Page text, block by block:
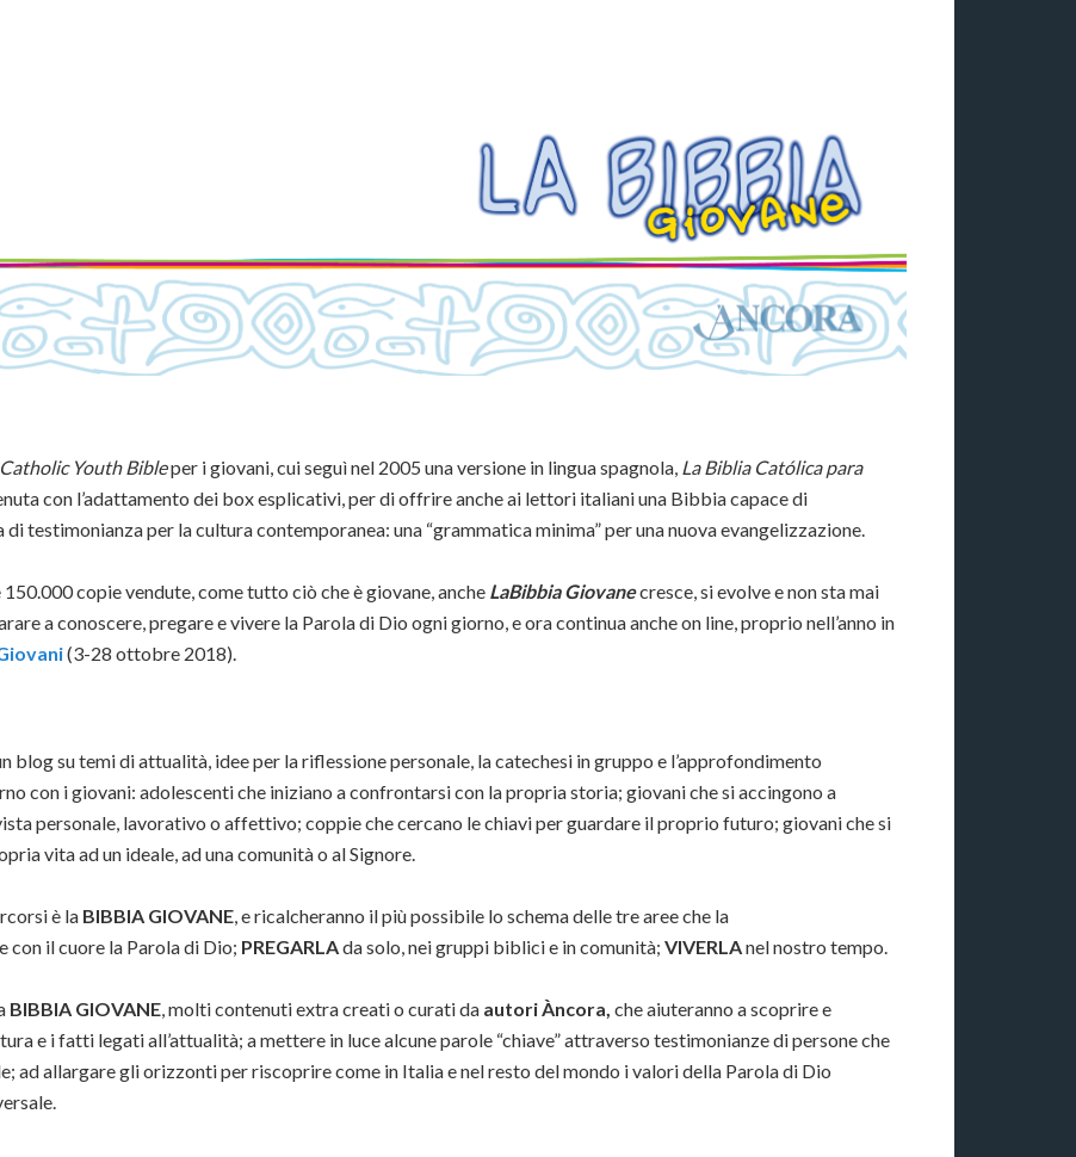
Youth Bibleper i giovani, cui seguì nel 2005 una versione in lingua spagnola, La Biblia Católica para
con l’adattamento dei box esplicativi, per di offrire anche ai lettori italiani una Bibbia capace di
testimonianza per la cultura contemporanea: una “grammatica minima” per una nuova evangelizzazione.
copie vendute, come tutto ciò che è giovane, anche LaBibbia Giovanecresce, si evolve e non sta mai
a conoscere, pregare e vivere la Parola di Dio ogni giorno, e ora continua anche on line, proprio nell’anno in
(3-28 ottobre 2018).
blog su temi di attualità, idee per la riflessione personale, la catechesi in gruppo e l’approfondimento
con i giovani: adolescenti che iniziano a confrontarsi con la propria storia; giovani che si accingono a
personale, lavorativo o affettivo; coppie che cercano le chiavi per guardare il proprio futuro; giovani che si
vita ad un ideale, ad una comunità o al Signore.
è la BIBBIA GIOVANE, e ricalcheranno il più possibile lo schema delle tre aree che la
con il cuore la Parola di Dio; PREGARLAda solo, nei gruppi biblici e in comunità; VIVERLAnel nostro tempo.
BIBBIA GIOVANE, molti contenuti extra creati o curati da autori Àncora, che aiuteranno a scoprire e
e i fatti legati all’attualità; a mettere in luce alcune parole “chiave” attraverso testimonianze di persone che
ad allargare gli orizzonti per riscoprire come in Italia e nel resto del mondo i valori della Parola di Dio